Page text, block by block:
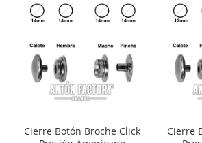
Cierre Botón Broche Click
Cierre